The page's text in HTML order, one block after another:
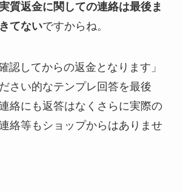
質返金に関しての連絡は最後ま
てないですからね。
認してからの返金となります」
さい的なテンプレ回答を最後
絡にも返答はなくさらに実際の
絡等もショップからはありませ